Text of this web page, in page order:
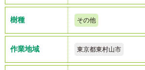
樹種 その他
作業地域 東京都東村山市